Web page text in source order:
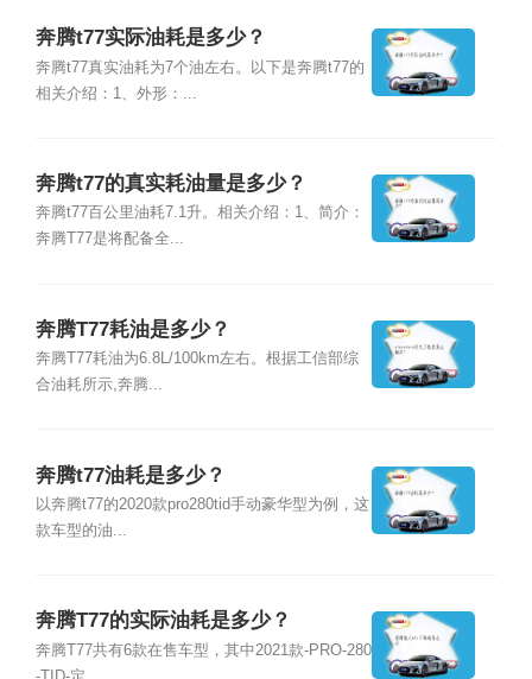
奔腾t77实际油耗是多少？
奔腾t77真实油耗为7个油左右。以下是奔腾t77的
相关介绍：1、外形：...
奔腾t77的真实耗油量是多少？
奔腾t77百公里油耗7.1升。相关介绍：1、简介：
奔腾T77是将配备全...
奔腾T77耗油是多少？
奔腾T77耗油为6.8L/100km左右。根据工信部综
合油耗所示,奔腾...
奔腾t77油耗是多少？
以奔腾t77的2020款pro280tid手动豪华型为例，这
款车型的油...
奔腾T77的实际油耗是多少？
奔腾T77共有6款在售车型，其中2021款-PRO-280